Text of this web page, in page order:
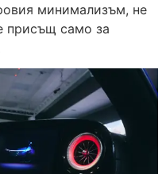
минимализъм, не
присъщ само за